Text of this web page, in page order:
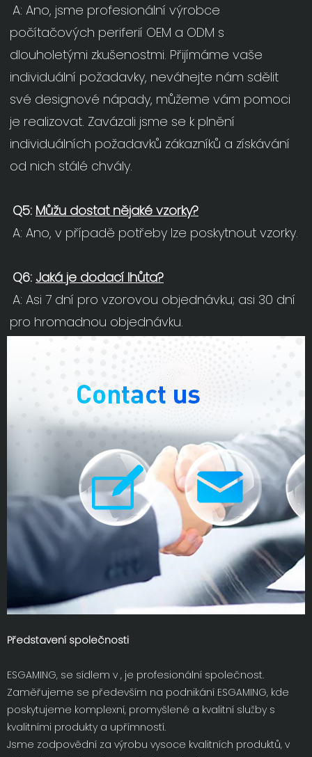
A: Ano, jsme profesionální výrobce
počítačových periferií OEM a ODM s
dlouholetými zkušenostmi. Přijímáme vaše
individuální požadavky, neváhejte nám sdělit
své designové nápady, můžeme vám pomoci
je realizovat. Zavázali jsme se k plnění
individuálních požadavků zákazníků a získávání
od nich stálé chvály.
Q5: Můžu dostat nějaké vzorky?
A: Ano, v případě potřeby lze poskytnout vzorky.
Q6: Jaká je dodací lhůta?
A: Asi 7 dní pro vzorovou objednávku; asi 30 dní
pro hromadnou objednávku.
Představení společnosti
ESGAMING, se sídlem v , je profesionální společnost.
Zaměřujeme se především na podnikání ESGAMING, kde
poskytujeme komplexní, promyšlené a kvalitní služby s
kvalitními produkty a upřímností.
Jsme zodpovědní za výrobu vysoce kvalitních produktů, v